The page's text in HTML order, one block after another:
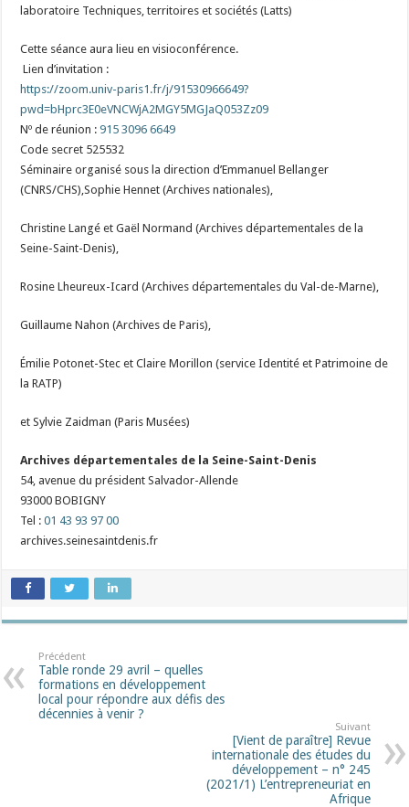
laboratoire Techniques, territoires et sociétés (Latts)
Cette séance aura lieu en visioconférence.
Lien d’invitation :
https://zoom.univ-paris1.fr/j/91530966649?
pwd=bHprc3E0eVNCWjA2MGY5MGJaQ053Zz09
Nº de réunion :915 3096 6649
Code secret 525532
Séminaire organisé sous la direction d’Emmanuel Bellanger
(CNRS/CHS),Sophie Hennet (Archives nationales),
Christine Langé et Gaël Normand (Archives départementales de la
Seine-Saint-Denis),
Rosine Lheureux-Icard (Archives départementales du Val-de-Marne),
Guillaume Nahon (Archives de Paris),
Émilie Potonet-Stec et Claire Morillon (service Identité et Patrimoine de
la RATP)
et Sylvie Zaidman (Paris Musées)
Archives départementales de la Seine-Saint-Denis
54, avenue du président Salvador-Allende
93000 BOBIGNY
Tel :01 43 93 97 00
archives.seinesaintdenis.fr
Précédent
Table ronde 29 avril – quelles
formations en développement
local pour répondre aux défis des
décennies à venir ?
Suivant
[Vient de paraître] Revue
internationale des études du
développement – n° 245
(2021/1) L’entrepreneuriat en
Afrique